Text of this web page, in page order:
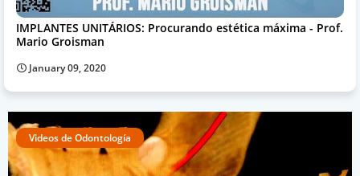
IMPLANTES UNITÁRIOS: Procurando estética máxima - Prof.
Mario Groisman
January 09, 2020
Videos de Odontología